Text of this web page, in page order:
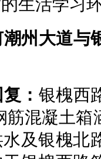
州大道与
： 银槐西
筋混凝土
及银槐北